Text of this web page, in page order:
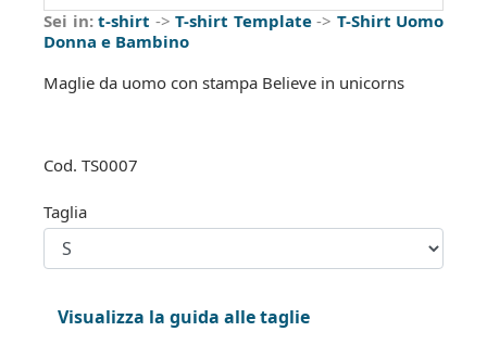
Sei in: t-shirt -> T-shirt Template-> T-Shirt Uomo
Donna e Bambino
Maglie da uomo con stampa Believe in unicorns
Cod. TS0007
Taglia
Visualizza la guida alle taglie